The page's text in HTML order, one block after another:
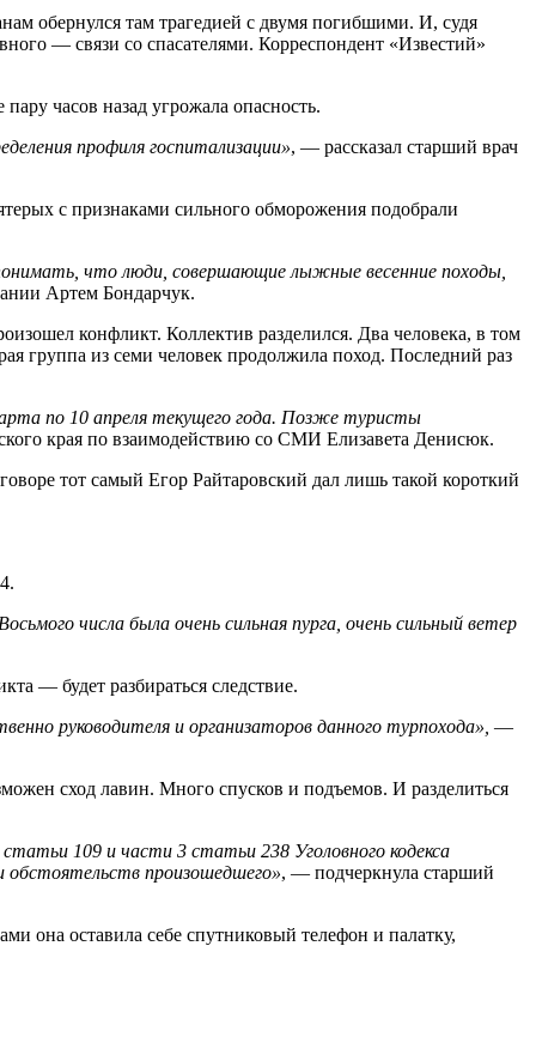
обернулся там трагедией с двумя погибшими. И, судя
— связи со спасателями. Корреспондент «Известий»
часов назад угрожала опасность.
профиля госпитализации», — рассказал старший врач
с признаками сильного обморожения подобрали
что люди, совершающие лыжные весенние походы,
Артем Бондарчук.
конфликт. Коллектив разделился. Два человека, в том
группа из семи человек продолжила поход. Последний раз
по 10 апреля текущего года. Позже туристы
края по взаимодействию со СМИ Елизавета Денисюк.
тот самый Егор Райтаровский дал лишь такой короткий
числа была очень сильная пурга, очень сильный ветер
— будет разбираться следствие.
руководителя и организаторов данного турпохода», —
сход лавин. Много спусков и подъемов. И разделиться
109 и части 3 статьи 238 Уголовного кодекса
обстоятельств произошедшего», — подчеркнула старший
она оставила себе спутниковый телефон и палатку,